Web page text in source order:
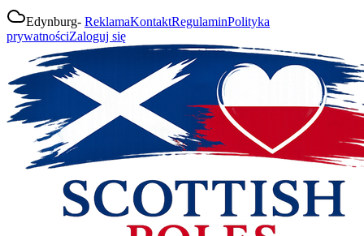
Edynburg- ReklamaKontaktRegulaminPolityka
prywatnościZaloguj się